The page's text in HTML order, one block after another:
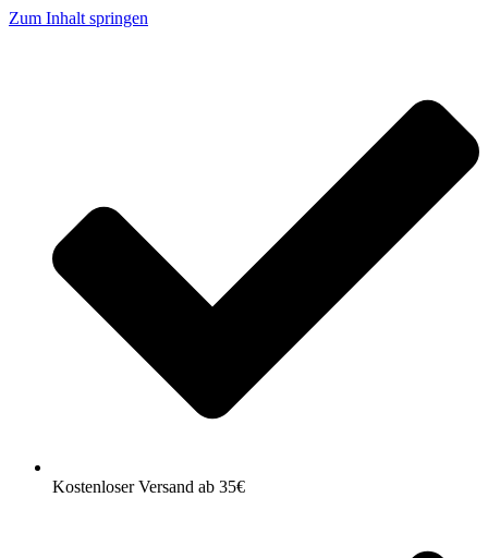
Zum Inhalt springen
Kostenloser Versand ab 35€